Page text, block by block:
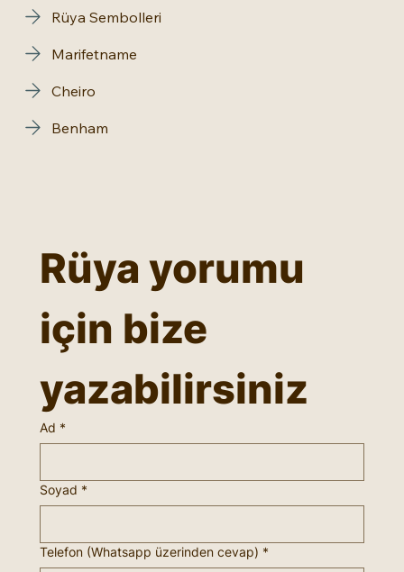
Rüya Sembolleri
Marifetname
Cheiro
Benham
Rüya yorumu
için bize
yazabilirsiniz
Ad *
Soyad *
Telefon (Whatsapp üzerinden cevap) *